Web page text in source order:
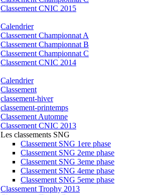
Classement CNIC 2015
Calendrier
Classement Championnat A
Classement Championnat B
Classement Championnat C
Classement CNIC 2014
Calendrier
Classement
classement-hiver
classement-printemps
Classement Automne
Classement CNIC 2013
Les classements SNG
Classement SNG 1ere phase
Classement SNG 2eme phase
Classement SNG 3eme phase
Classement SNG 4eme phase
Classement SNG 5eme phase
Classement Trophy 2013